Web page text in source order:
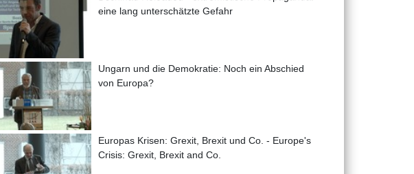
eine lang unterschätzte Gefahr
Ungarn und die Demokratie: Noch ein Abschied
von Europa?
Europas Krisen: Grexit, Brexit und Co. - Europe's
Crisis: Grexit, Brexit and Co.